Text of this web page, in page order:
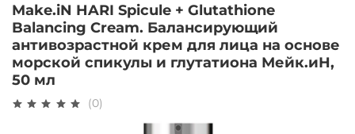
Make.iN HARI Spicule + Glutathione
Balancing Cream. Балансирующий
антивозрастной крем для лица на основе
морской спикулы и глутатиона Мейк.иН,
50 мл
(0)